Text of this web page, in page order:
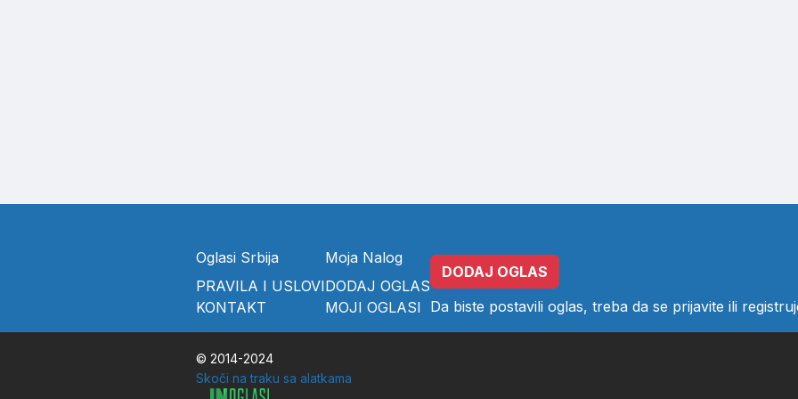
Oglasi Srbija
PRAVILA I USLOVI
KONTAKT
Moja Nalog
DODAJ OGLAS
MOJI OGLASI
DODAJ OGLAS
Da biste postavili oglas, treba da se prijavite ili
© 2014-2024
Skoči na traku sa alatkama